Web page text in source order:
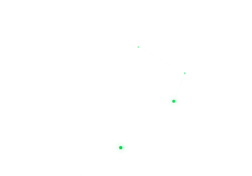
نیست؛ بلکه به عنوان یک شرکت خدمات فنی
همین حالا می‌توانید قیمت باتری یو پی اس
برق دیگر یک بحران نیست؛ تخصص ما، حفظ